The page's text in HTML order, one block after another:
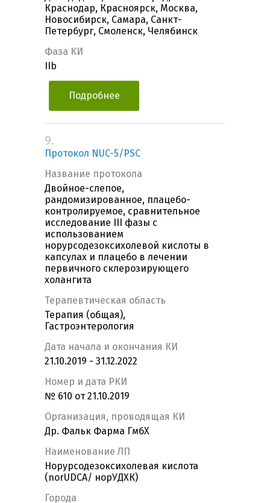
Краснодар, Красноярск, Москва,
Новосибирск, Самара, Санкт-
Петербург, Смоленск, Челябинск
Фаза КИ
IIb
Подробнее
9.
Протокол NUC-5/PSC
Название протокола
Двойное-слепое,
рандомизированное, плацебо-
контролируемое, сравнительное
исследование III фазы с
использованием
норурсодезоксихолевой кислоты в
капсулах и плацебо в лечении
первичного склерозирующего
холангита
Терапевтическая область
Терапия (общая),
Гастроэнтерология
Дата начала и окончания КИ
21.10.2019 - 31.12.2022
Номер и дата РКИ
№ 610 от 21.10.2019
Организация, проводящая КИ
Др. Фальк Фарма ГмбХ
Наименование ЛП
Норурсодезоксихолевая кислота
(norUDCA/ норУДХК)
Города